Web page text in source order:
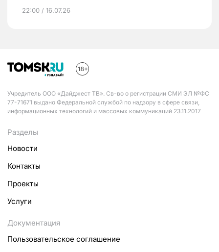
22:00 / 16.07.26
Учредитель ООО «Дайджест ТВ». Св-во о регистрации СМИ ЭЛ №ФС
77-71671 выдано Федеральной службой по надзору в сфере связи,
информационных технологий и массовых коммуникаций 23.11.2017
Разделы
Новости
Контакты
Проекты
Услуги
Документация
Пользовательское соглашение